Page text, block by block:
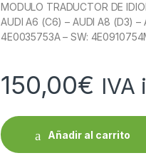
MODULO TRADUCTOR DE
AUDI A6 (C6) – AUDI A8 (D3) –
4E0035753A – SW:
150,00€ IVA
Añadir al carrito